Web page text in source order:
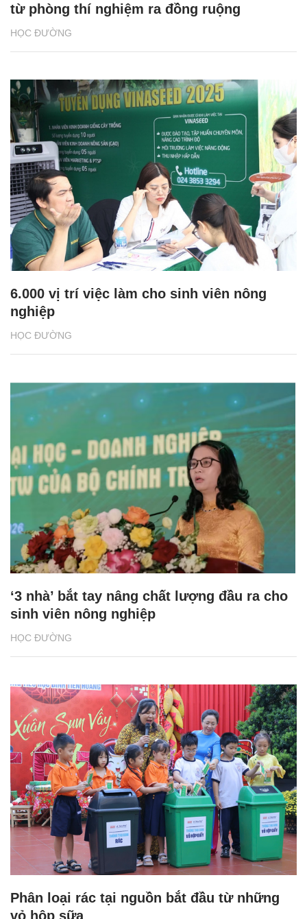
HỌC ĐƯỜNG
từ phòng thí nghiệm ra đồng ruộng
HỌC ĐƯỜNG
6.000 vị trí việc làm cho sinh viên nông
nghiệp
HỌC ĐƯỜNG
‘3 nhà’ bắt tay nâng chất lượng đầu ra cho
sinh viên nông nghiệp
Phân loại rác tại nguồn bắt đầu từ những
vỏ hộp sữa